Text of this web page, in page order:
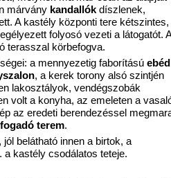
márvány kandallók díszlenek,
A kastély központi tere
folyosó vezeti a látogatót. A
terasszal körbefogva.
a mennyezetig faborítású
, a kerek torony alsó szintjén
lakosztályok, vendégszobák
volt a konyha, az emeleten a
az eredeti berendezéssel
fogadó terem.
belátható innen a birtok, a
a kastély csodálatos teteje.